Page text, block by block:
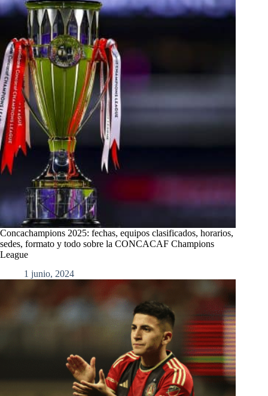
Concachampions 2025: fechas, equipos clasificados, horarios,
sedes, formato y todo sobre la CONCACAF Champions
League
1 junio, 2024